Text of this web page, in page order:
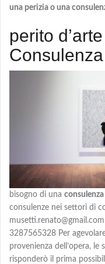
una perizia o una
perito
bisogno di una
consulenze nei settori di
3287565328 Per
provenienza dell’opera, le
risponderò il prima